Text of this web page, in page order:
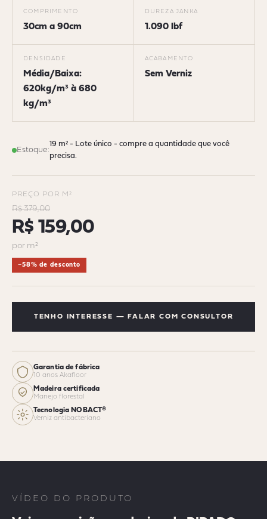
COMPRIMENTO
30cm a 90cm
DUREZA JANKA
1.090 lbf
DENSIDADE
Média/Baixa:
620kg/m³ à 680
kg/m³
ACABAMENTO
Sem Verniz
Estoque:
19 m² - Lote único - compre a quantidade que você
precisa.
PREÇO POR M²
R$ 379,00
R$ 159,00
por m²
−58% de desconto
TENHO INTERESSE — FALAR COM CONSULTOR
Garantia de fábrica
10 anos Akafloor
Madeira certificada
Manejo florestal
Tecnologia NOBACT®
Verniz antibacteriano
VÍDEO DO PRODUTO